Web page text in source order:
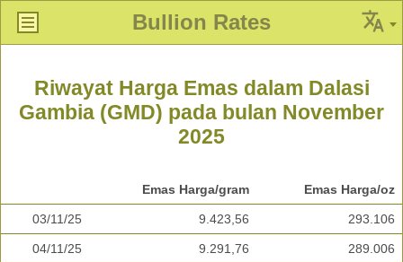
Bullion Rates
Riwayat Harga Emas dalam Dalasi
Gambia (GMD) pada bulan November
2025
Emas Harga/gram Emas Harga/oz
03/11/25 9.423,56 293.106
04/11/25 9.291,76 289.006